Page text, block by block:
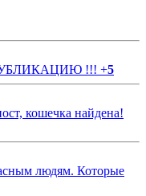
!!! +5
кошечка найдена!
людям. Которые